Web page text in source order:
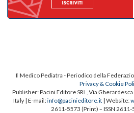
Il Medico Pediatra - Periodico della
Privacy & Cookie
Publisher: Pacini Editore SRL, Via
Italy | E-mail:info@pacinieditore.it| Website:
2611-5573 (Print) – ISSN